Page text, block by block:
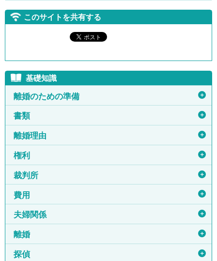
このサイトを共有する
基礎知識
離婚のための準備 ＋
書類 ＋
離婚理由 ＋
権利 ＋
裁判所 ＋
費用 ＋
夫婦関係 ＋
離婚 ＋
探偵 ＋